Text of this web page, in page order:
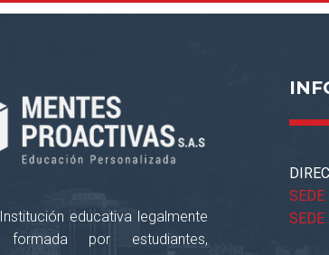
educativa legalmente
formada por estudiantes,
SEDE
SEDE